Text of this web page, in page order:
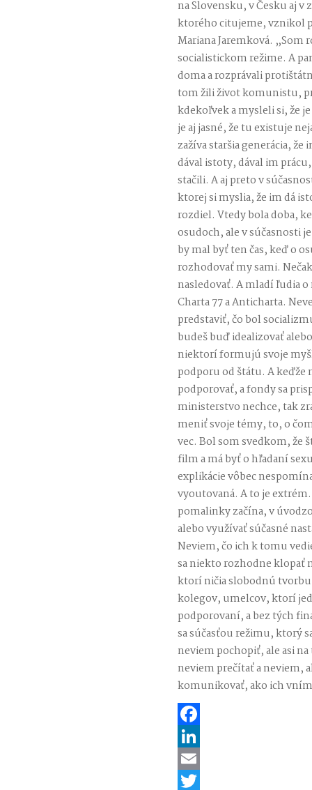
na Slovensku, v Česku aj
ktorého citujeme, vznikol
Mariana Jaremková. „Som
socialistickom režime. A
doma a rozprávali
tom žili život komunistu,
kdekoľvek a mysleli si, že
je aj jasné, že tu existuje
zažíva staršia generácia,
dával istoty, dával im
stačili. A aj preto v
ktorej si myslia, že im dá
rozdiel. Vtedy bola doba,
osudoch, ale v súčasnosti
by mal byť ten čas, keď o
rozhodovať my sami.
nasledovať. A mladí ľudia
Charta 77 a Anticharta.
predstaviť, čo bol
budeš buď idealizovať
niektorí formujú svoje
podporu od štátu. A
podporovať, a fondy sa
ministerstvo nechce, tak
meniť svoje témy, to, o
vec. Bol som svedkom, že
film a má byť o hľadaní
explikácie vôbec
vyoutovaná. A to je
pomalinky začína, v
alebo využívať súčasné
Neviem, čo ich k tomu
sa niekto rozhodne klopať
ktorí ničia slobodnú
kolegov, umelcov, ktorí
podporovaní, a bez tých
sa súčasťou režimu, ktorý
neviem pochopiť, ale asi
neviem prečítať a neviem,
komunikovať, ako ich
Facebook
LinkedIn
Email